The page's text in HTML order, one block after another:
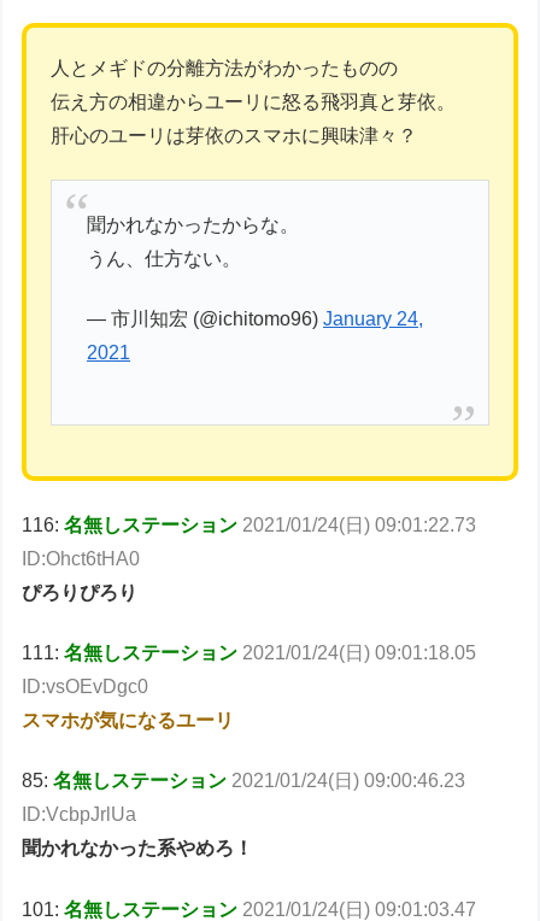
人とメギドの分離方法がわかったものの
伝え方の相違からユーリに怒る飛羽真と芽依。
肝心のユーリは芽依のスマホに興味津々？
聞かれなかったからな。
うん、仕方ない。
— 市川知宏 (@ichitomo96)January 24,
2021
116:名無しステーション 2021/01/24(日) 09:01:22.73
ID:Ohct6tHA0
ぴろりぴろり
111:名無しステーション 2021/01/24(日) 09:01:18.05
ID:vsOEvDgc0
スマホが気になるユーリ
85:名無しステーション 2021/01/24(日) 09:00:46.23
ID:VcbpJrlUa
聞かれなかった系やめろ！
101:名無しステーション 2021/01/24(日) 09:01:03.47